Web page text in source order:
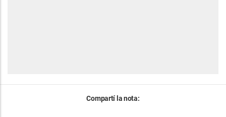
Compartí la nota: